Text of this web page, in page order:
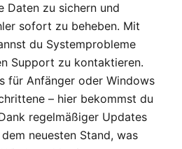
Daten zu sichern und
sofort zu beheben. Mit
du Systemprobleme
Support zu kontaktieren.
für Anfänger oder Windows
– hier bekommst du
regelmäßiger Updates
neuesten Stand, was